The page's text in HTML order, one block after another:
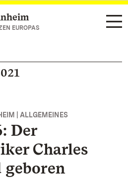
EUROPAS
| ALLGEMEINES
Der
Charles